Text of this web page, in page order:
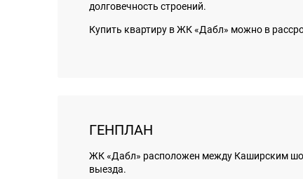
долговечность строений.
Купить квартиру в ЖК «Дабл» можно в
ГЕНПЛАН
ЖК «Дабл» расположен между Каширским
выезда.